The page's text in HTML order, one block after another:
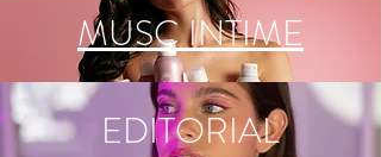
MUSC INTIME
EDITORIAL